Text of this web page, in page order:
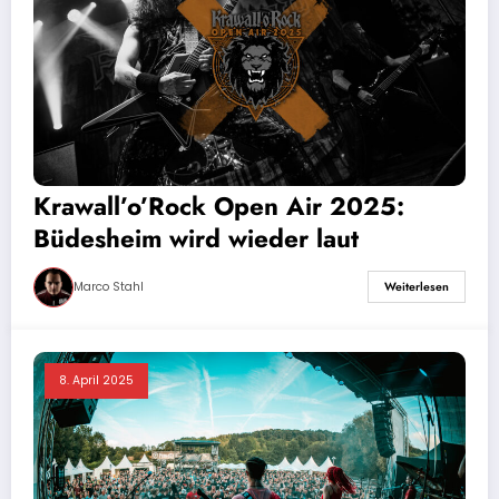
Krawall’o’Rock Open Air 2025:
Büdesheim wird wieder laut
Marco Stahl Weiterlesen
8. April 2025